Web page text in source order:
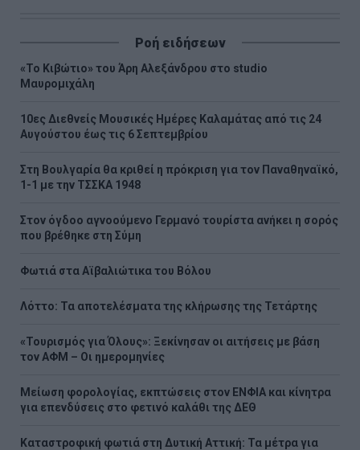
Ροή ειδήσεων
«Το Κιβώτιο» του Άρη Αλεξάνδρου στο studio
Μαυρομιχάλη
10ες Διεθνείς Μουσικές Ημέρες Καλαμάτας από τις 24
Αυγούστου έως τις 6 Σεπτεμβρίου
Στη Βουλγαρία θα κριθεί η πρόκριση για τον Παναθηναϊκό,
1-1 με την ΤΣΣΚΑ 1948
Στον όγδοο αγνοούμενο Γερμανό τουρίστα ανήκει η σορός
που βρέθηκε στη Σύμη
Φωτιά στα Αϊβαλιώτικα του Βόλου
Λόττο: Τα αποτελέσματα της κλήρωσης της Τετάρτης
«Τουρισμός για Όλους»: Ξεκίνησαν οι αιτήσεις με βάση
τον ΑΦΜ – Οι ημερομηνίες
Μείωση φορολογίας, εκπτώσεις στον ΕΝΦΙΑ και κίνητρα
για επενδύσεις στο φετινό καλάθι της ΔΕΘ
Καταστροφική φωτιά στη Δυτική Αττική: Τα μέτρα για